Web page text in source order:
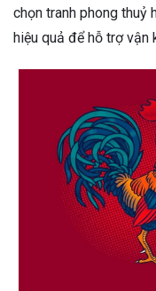
chọn tranh phong thuỷ
hiệu quả để hỗ trợ vận